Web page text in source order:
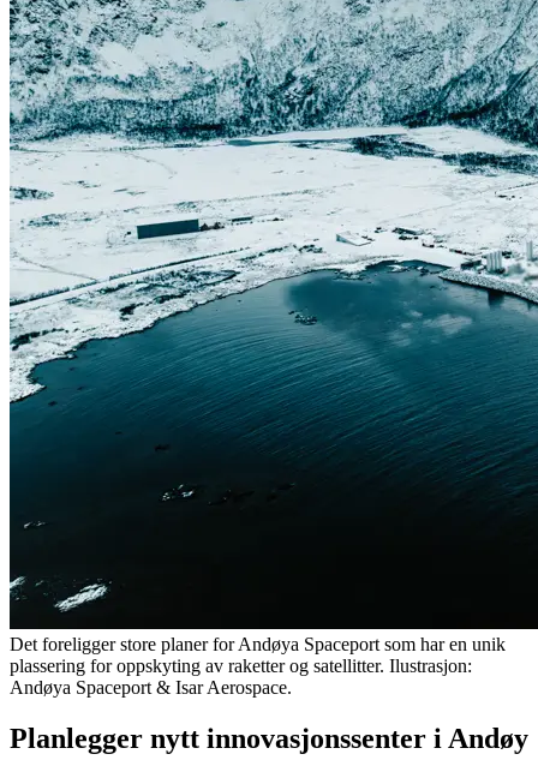
Det foreligger store planer for Andøya Spaceport som har en unik
plassering for oppskyting av raketter og satellitter. Ilustrasjon:
Andøya Spaceport & Isar Aerospace.
Planlegger nytt innovasjonssenter i Andøy